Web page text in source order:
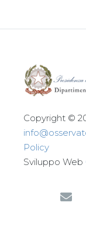
Copyright ©
Policy
Sviluppo Web